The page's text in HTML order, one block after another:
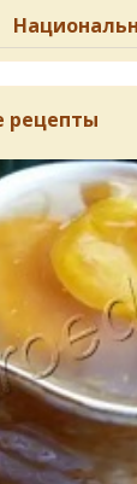
рецепты